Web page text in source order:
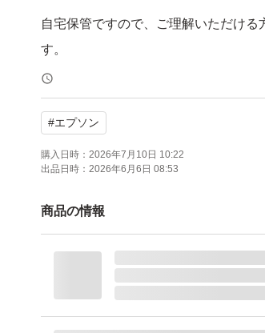
自宅保管ですので、ご理解いただける
す。
対象機種：EP-982A3、EP-979A3、
907F、 EP-808AW、EP-808AB、EP-
07AB、EP-807AR、EP-777A、EP-
インクカートリッジ IC6CL80 （6色パ
販売単位：1.0 セット
#エプソン
購入日時： 2026年7月10日 10:22
出品日時： 2026年6月6日 08:53
商品の情報
ね！